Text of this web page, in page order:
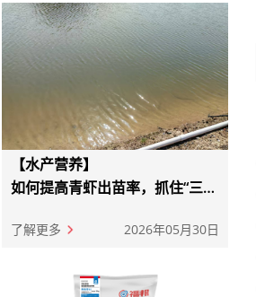
【水产营养】
如何提高青虾出苗率，抓住“三
了解更多 2026年05月30日